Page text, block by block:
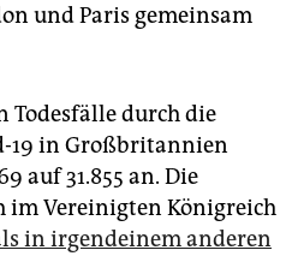
und Paris gemeinsam
Todesfälle durch die
19 in Großbritannien
auf 31.855 an. Die
im Vereinigten Königreich
in irgendeinem anderen